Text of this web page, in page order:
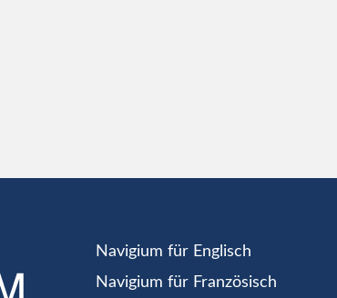
Navigium für Englisch
Navigium für Französisch